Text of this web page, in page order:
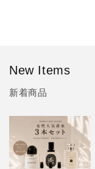
New Items
新着商品